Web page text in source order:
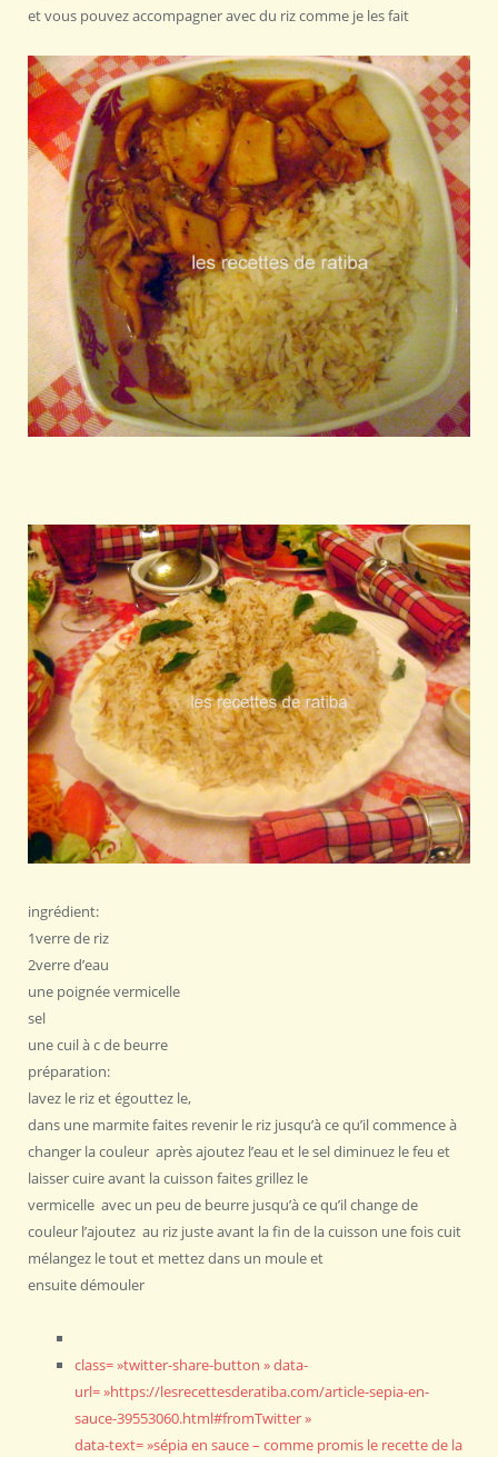
et vous pouvez accompagner avec du riz comme je les fait
ingrédient:
1verre de riz
2verre d’eau
une poignée vermicelle
sel
une cuil à c de beurre
préparation:
lavez le riz et égouttez le,
dans une marmite faites revenir le riz jusqu’à ce qu’il commence à
changer la couleur après ajoutez l’eau et le sel diminuez le feu et
laisser cuire avant la cuisson faites grillez le
vermicelle avec un peu de beurre jusqu’à ce qu’il change de
couleur l’ajoutez au riz juste avant la fin de la cuisson une fois cuit
mélangez le tout et mettez dans un moule et
ensuite démouler
class= »twitter-share-button » data-
url= »https://lesrecettesderatiba.com/article-sepia-en-
sauce-39553060.html#fromTwitter »
data-text= »sépia en sauce – comme promis le recette de la